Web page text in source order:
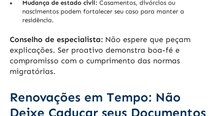
Mudança de estado civil: Casamentos, divórcios ou
nascimentos podem fortalecer seu caso para manter a
residência.
Conselho de especialista: Não espere que peçam
explicações. Ser proativo demonstra boa-fé e
compromisso com o cumprimento das normas
migratórias.
Renovações em Tempo: Não